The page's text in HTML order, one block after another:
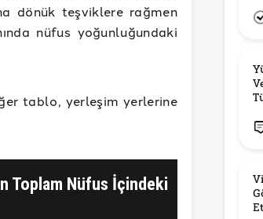
dönük teşviklere rağmen
nüfus yoğunluğundaki
tablo, yerleşim yerlerine